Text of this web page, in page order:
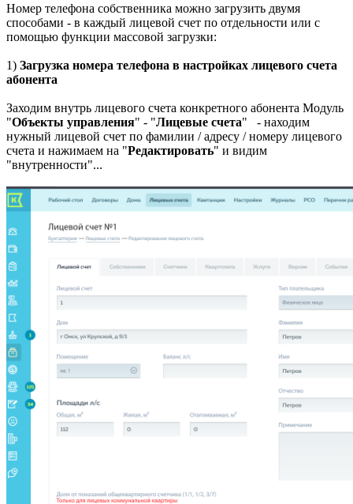
Номер телефона собственника можно загрузить двумя
способами - в каждый лицевой счет по отдельности или с
помощью функции массовой загрузки:
1) Загрузка номера телефона в настройках лицевого счета
абонента
Заходим внутрь лицевого счета конкретного абонента Модуль
"Объекты управления" - "Лицевые счета" - находим
нужный лицевой счет по фамилии / адресу / номеру лицевого
счета и нажимаем на "Редактировать" и видим
"внутренности"...